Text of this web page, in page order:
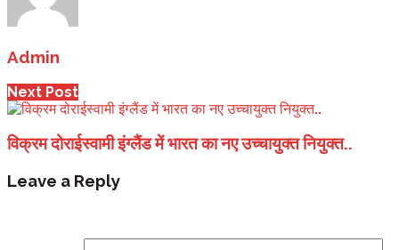
Admin
Next Post
विक्रम दोराईस्वामी इंग्लैंड में भारत का नए उच्चायुक्त नियुक्त..
Leave a Reply